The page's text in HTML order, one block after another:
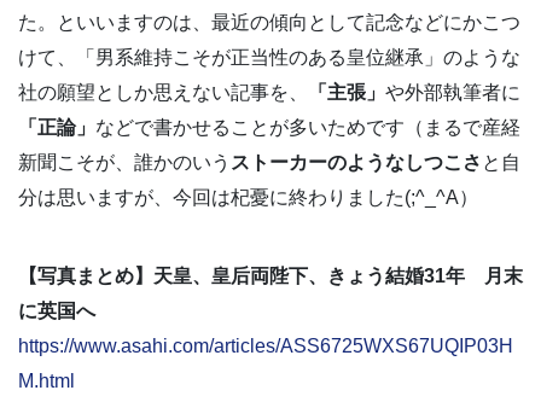
た。といいますのは、最近の傾向として記念などにかこつ
けて、「男系維持こそが正当性のある皇位継承」のような
社の願望としか思えない記事を、
「主張」 や外部執筆者に
「正論」 などで書かせることが多いためです（まるで産経
新聞こそが、誰かのいう ストーカーのようなしつこさ と自
分は思いますが、今回は杞憂に終わりました(;^_^A）
【写真まとめ】天皇、皇后両陛下、きょう結婚31年 月末
に英国へ
https://www.asahi.com/articles/ASS6725WXS67UQIP03H
M.html